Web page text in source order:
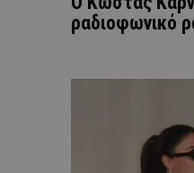
ραδιοφωνικό